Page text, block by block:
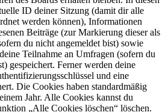
ID deiner Sitzung (damit dir alle
werden können), Informationen
Beiträge (zur Markierung dieser als
du nicht angemeldet bist) sowie
Teilnahme an Umfragen (sofern du
gespeichert. Ferner werden deine
und eine
Die Cookies haben standardmäßig
Jahr. Alle Cookies kannst du
„Alle Cookies löschen“ löschen.